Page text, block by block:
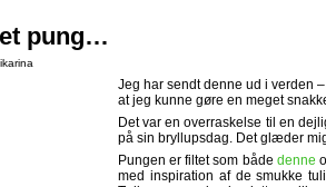
pung…
Jeg har sendt denne ud i verden
at jeg kunne gøre en meget
Det var en overraskelse til en
på sin bryllupsdag. Det glæder
Pungen er filtet som både denne
med inspiration af de smukke